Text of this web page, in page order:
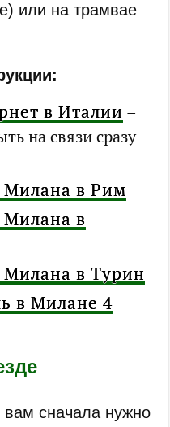
или на трамвае
в Италии –
на связи сразу
Милана в Рим
Милана в
Милана в Турин
в Милане 4
сначала нужно